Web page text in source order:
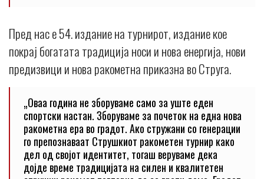
Пред нас е 54. издание на турнирот, издание кое
покрај богатата традиција носи и нова енергија, нови
предизвици и нова ракометна приказна во Струга.
„Оваа година не зборуваме само за уште еден
спортски настан. Зборуваме за почеток на една нова
ракометна ера во градот. Ако стружани со генерации
го препознаваат Струшкиот ракометен турнир како
дел од својот идентитет, тогаш веруваме дека
дојде време традицијата на силен и квалитетен